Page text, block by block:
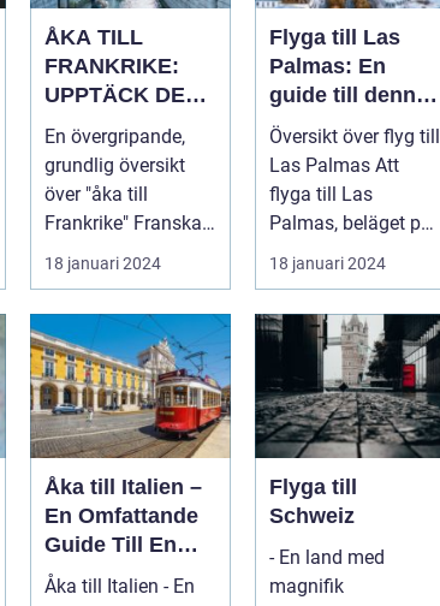
ÅKA TILL
FRANKRIKE:
UPPTÄCK DEN
MÅNGFALDIGA
SKÖNHETEN
En övergripande,
grundlig översikt
över "åka till
Frankrike" Franska
republiken, känt
som Frankrike...
18 januari 2024
Flyga till Las
Palmas: En
guide till denna
populära
destination
Översikt över flyg till
Las Palmas Att
flyga till Las
Palmas, beläget på
Gran Canaria i
Spanien, er...
18 januari 2024
Åka till Italien –
En Omfattande
Guide Till En
Oförglömlig
Åka till Italien - En
Flyga till
Schweiz
- En land med
magnifik